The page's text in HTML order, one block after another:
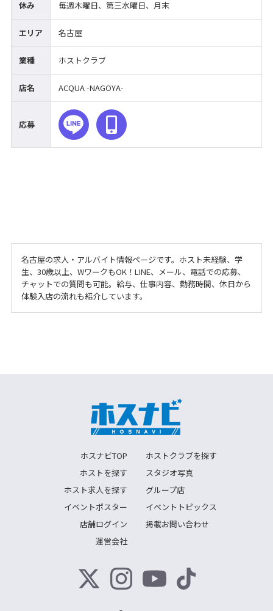
休み 毎週木曜日、第三水曜日、月末
エリア 名古屋
業種 ホストクラブ
店名 ACQUA -NAGOYA-
応募
名古屋の求人・アルバイト情報ページです。ホスト未経験、学
生、30歳以上、WワークもOK！LINE、メール、電話での応募、
チャットでの質問も可能。給与、仕事内容、勤務時間、休日から
体験入店の流れも紹介しています。
ホスナビTOP
ホストクラブを探す
ホストを探す
スタジオ写真
ホスト求人を探す
グループ店
イベントポスター
イベントトピックス
店舗ログイン
掲載お問い合わせ
運営会社